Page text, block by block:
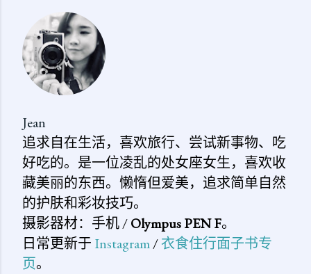
论
Jean
追求自在生活，喜欢旅行、尝试新事物、吃
好吃的。是一位凌乱的处女座女生，喜欢收
藏美丽的东西。懒惰但爱美，追求简单自然
的护肤和彩妆技巧。
摄影器材：手机 /Olympus PEN F。
日常更新于 Instagram/衣食住行面子书专
页。